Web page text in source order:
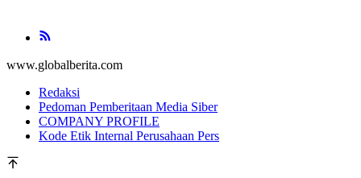
www.globalberita.com
Redaksi
Pedoman Pemberitaan Media Siber
COMPANY PROFILE
Kode Etik Internal Perusahaan Pers